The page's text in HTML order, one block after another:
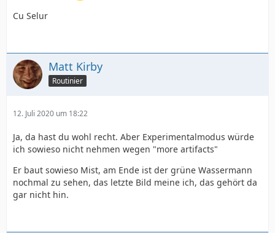
Check out the output folder for the result.
Cu Selur
Matt Kirby
Routinier
12. Juli 2020 um 18:22
Ja, da hast du wohl recht. Aber Experimentalmodus würde
ich sowieso nicht nehmen wegen "more artifacts"
Er baut sowieso Mist, am Ende ist der grüne Wassermann
nochmal zu sehen, das letzte Bild meine ich, das gehört da
gar nicht hin.